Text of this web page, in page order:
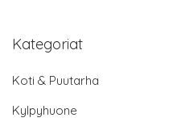
Kategoriat
Koti & Puutarha
Kylpyhuone